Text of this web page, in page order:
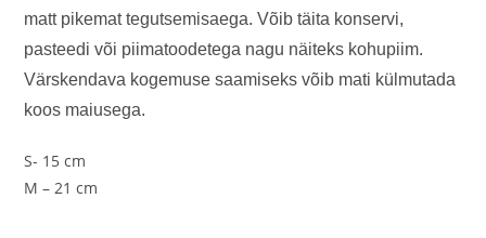
matt pikemat tegutsemisaega. Võib täita konservi,
pasteedi või piimatoodetega nagu näiteks kohupiim.
Värskendava kogemuse saamiseks võib mati külmutada
koos maiusega.
S- 15 cm
M – 21 cm